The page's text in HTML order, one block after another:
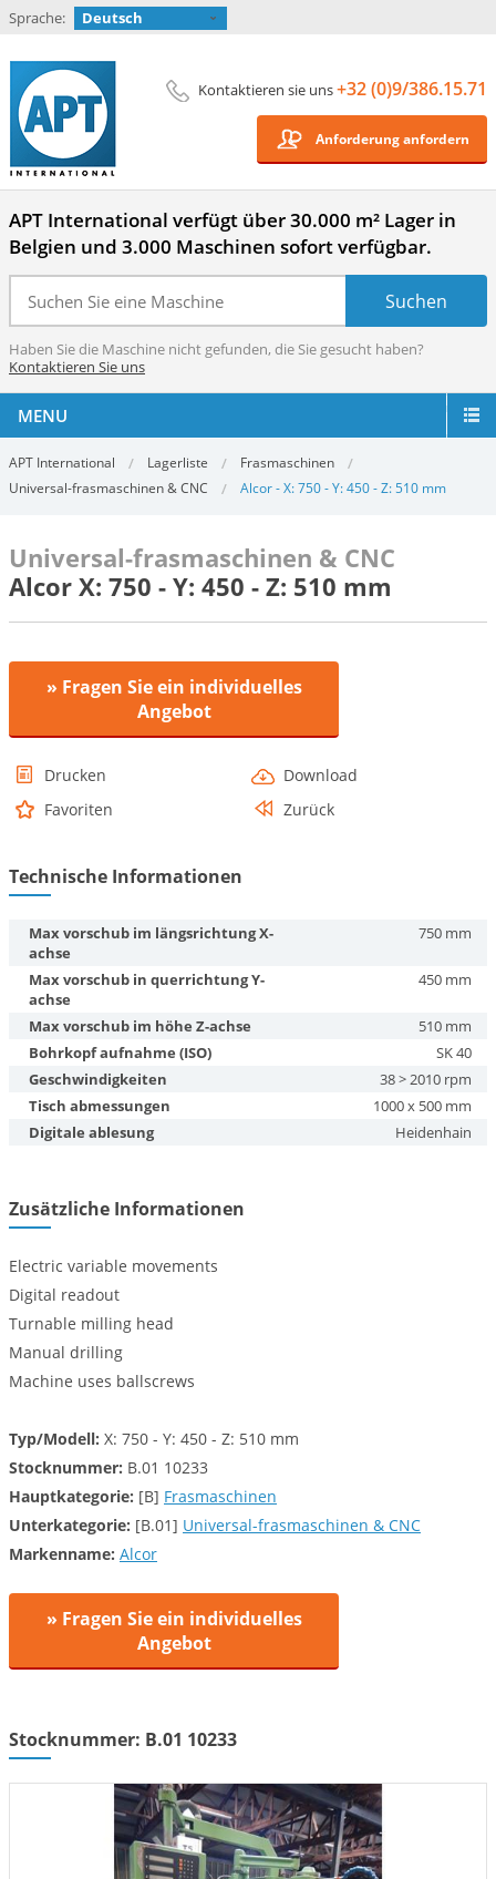
Sprache: Deutsch
Kontaktieren sie uns+32 (0)9/386.15.71
Anforderung anfordern
APT International verfügt über 30.000 m² Lager in
Belgien und 3.000 Maschinen sofort verfügbar.
Haben Sie die Maschine nicht gefunden, die Sie gesucht haben?
Kontaktieren Sie uns
MENU
APT International Lagerliste
Frasmaschinen
Universal-frasmaschinen & CNC
Alcor - X: 750 - Y: 450 - Z: 510 mm
Universal-frasmaschinen & CNC
Alcor X: 750 - Y: 450 - Z: 510 mm
» Fragen Sie ein individuelles
Angebot
Drucken
Download
Favoriten
Zurück
Technische Informationen
Max vorschub im längsrichtung X-
achse
750 mm
Max vorschub in querrichtung Y-
achse
450 mm
Max vorschub im höhe Z-achse
510 mm
Bohrkopf aufnahme (ISO)
SK 40
Geschwindigkeiten
38 > 2010 rpm
Tisch abmessungen
1000 x 500 mm
Digitale ablesung
Heidenhain
Zusätzliche Informationen
Electric variable movements
Digital readout
Turnable milling head
Manual drilling
Machine uses ballscrews
Typ/Modell: X: 750 - Y: 450 - Z: 510 mm
Stocknummer: B.01 10233
Hauptkategorie: [B] Frasmaschinen
Unterkategorie: [B.01] Universal-frasmaschinen & CNC
Markenname: Alcor
» Fragen Sie ein individuelles
Angebot
Stocknummer: B.01 10233